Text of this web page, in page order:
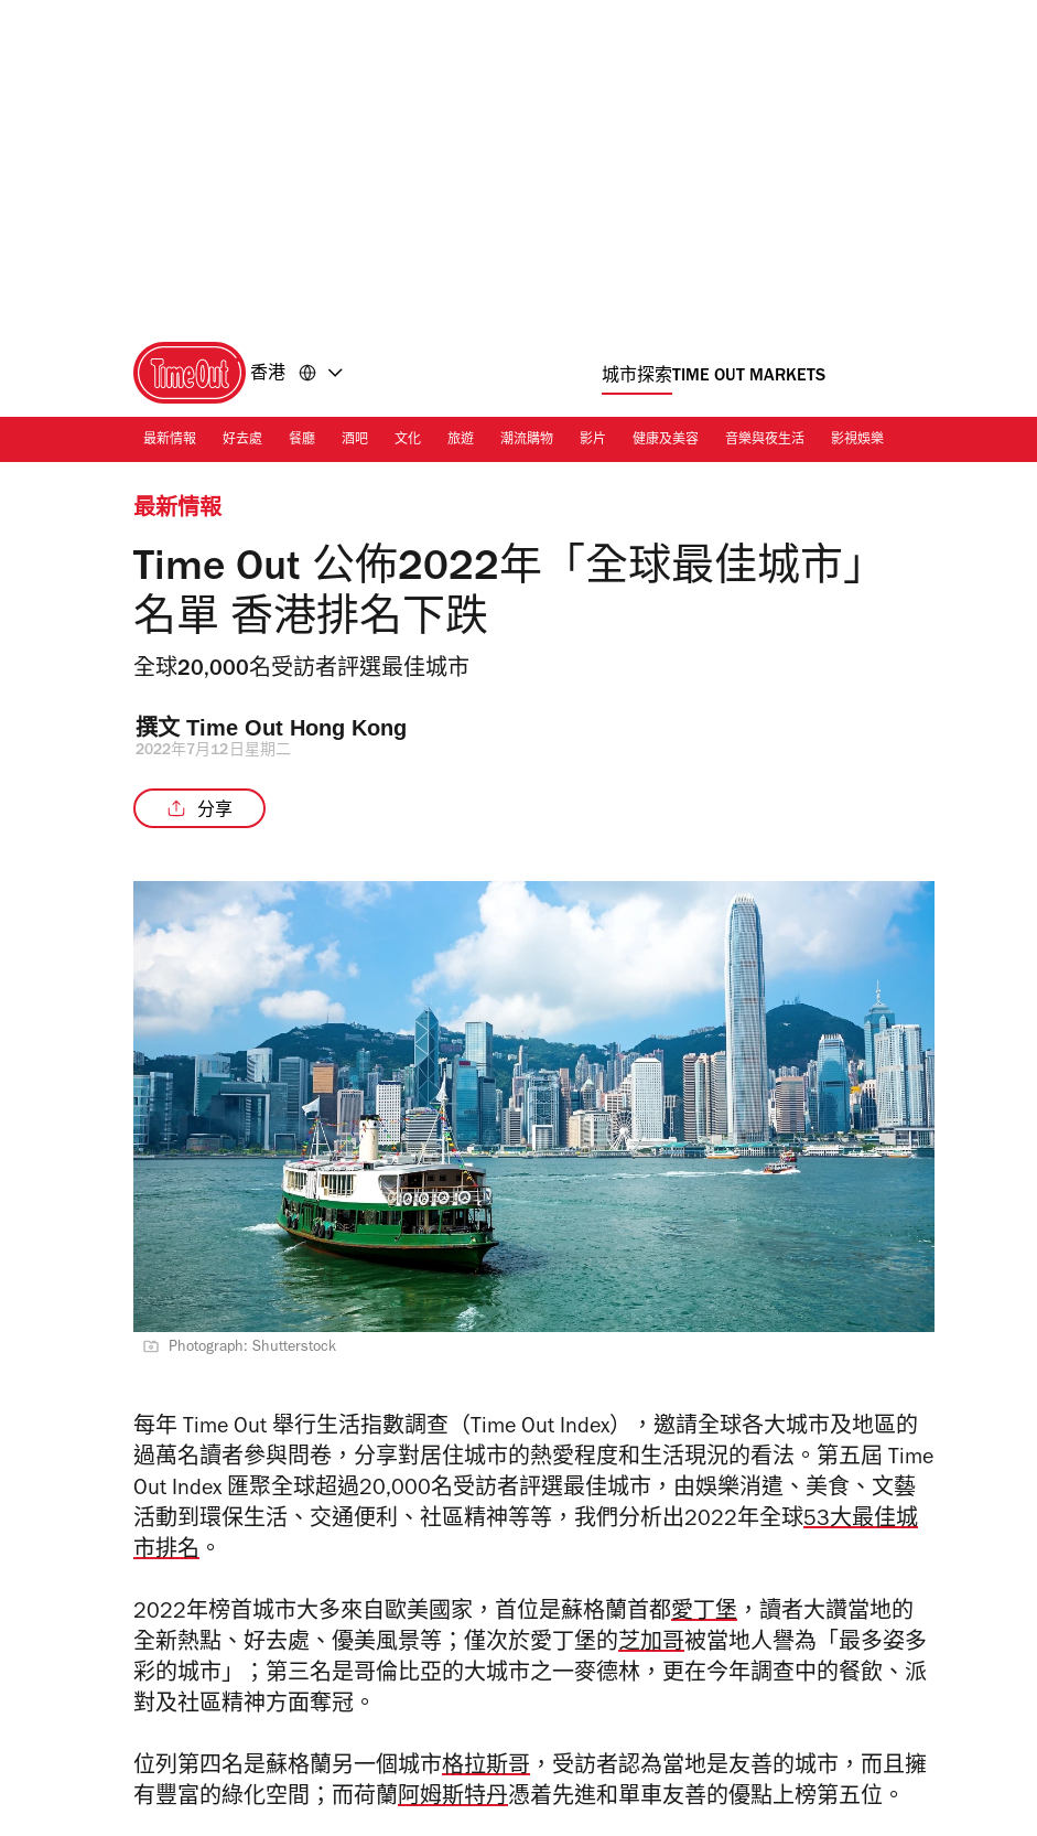
香港 城市探索TIME OUT MARKETS
最新情報 好去處 餐廳 酒吧 文化 旅遊 潮流購物 影片 健康及美容 音樂與夜生活 影視娛樂
最新情報
Time Out 公佈2022年「全球最佳城市」
名單 香港排名下跌
全球20,000名受訪者評選最佳城市
撰文 Time Out Hong Kong
2022年7月12日星期二
分享
Photograph: Shutterstock
每年 Time Out 舉行生活指數調查（Time Out Index），邀請全球各大城市及地區的
過萬名讀者參與問卷，分享對居住城市的熱愛程度和生活現況的看法。第五屆 Time
Out Index 匯聚全球超過20,000名受訪者評選最佳城市，由娛樂消遣、美食、文藝
活動到環保生活、交通便利、社區精神等等，我們分析出2022年全球53大最佳城
市排名 。
2022年榜首城市大多來自歐美國家，首位是蘇格蘭首都愛丁堡 ，讀者大讚當地的
全新熱點、好去處、優美風景等；僅次於愛丁堡的芝加哥被當地人譽為「最多姿多
彩的城市」；第三名是哥倫比亞的大城市之一麥德林，更在今年調查中的餐飲、派
對及社區精神方面奪冠。
位列第四名是蘇格蘭另一個城市格拉斯哥 ，受訪者認為當地是友善的城市，而且擁
有豐富的綠化空間；而荷蘭阿姆斯特丹憑着先進和單車友善的優點上榜第五位。